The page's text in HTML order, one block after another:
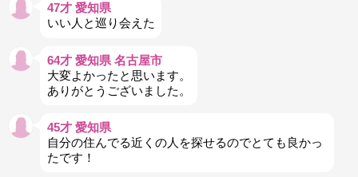
47才 愛知県
いい人と巡り会えた
64才 愛知県 名古屋市
大変よかったと思います。
ありがとうございました。
45才 愛知県
自分の住んでる近くの人を探せるのでとても良かっ
たです！